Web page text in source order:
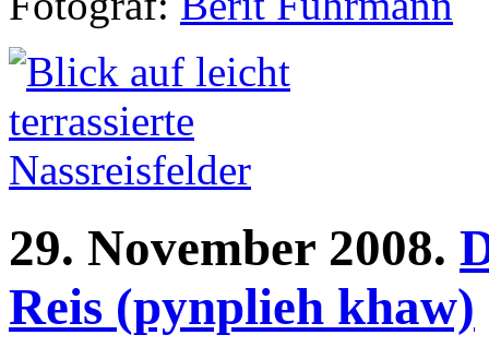
29. November 2008.
Reis (pynplieh khaw)